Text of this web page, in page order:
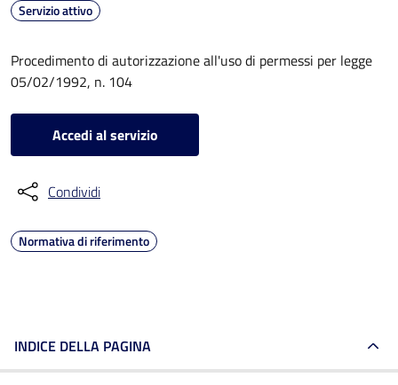
Servizio attivo
Procedimento di autorizzazione all'uso di permessi per legge
05/02/1992, n. 104
Accedi al servizio
Condividi
Normativa di riferimento
INDICE DELLA PAGINA